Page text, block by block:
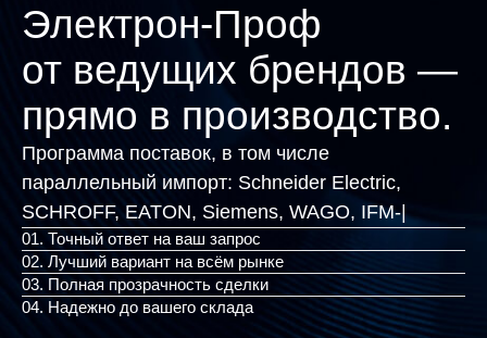
Электрон-Проф
от ведущих брендов —
прямо в производство.
Программа поставок, в том числе
параллельный импорт: Schneider Electric,
SCHROFF, EATON, Siemen|
01. Точный ответ на ваш запрос
02. Лучший вариант на всём рынке
03. Полная прозрачность сделки
04. Надежно до вашего склада